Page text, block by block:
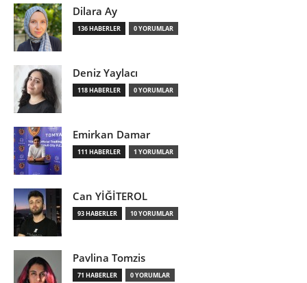
Dilara Ay
136 HABERLER 0 YORUMLAR
Deniz Yaylacı
118 HABERLER 0 YORUMLAR
Emirkan Damar
111 HABERLER 1 YORUMLAR
Can YİĞİTEROL
93 HABERLER 10 YORUMLAR
Pavlina Tomzis
71 HABERLER 0 YORUMLAR